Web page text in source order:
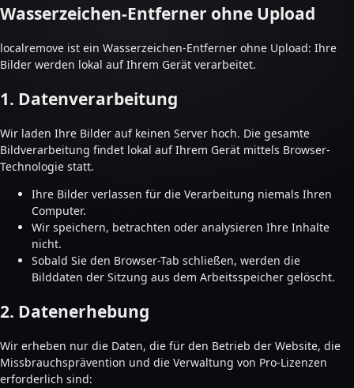
Wasserzeichen-Entferner ohne Upload
localremove ist ein Wasserzeichen-Entferner ohne Upload: Ihre
Bilder werden lokal auf Ihrem Gerät verarbeitet.
1. Datenverarbeitung
Wir laden Ihre Bilder auf keinen Server hoch. Die gesamte
Bildverarbeitung findet lokal auf Ihrem Gerät mittels Browser-
Technologie statt.
Ihre Bilder verlassen für die Verarbeitung niemals Ihren
Computer.
Wir speichern, betrachten oder analysieren Ihre Inhalte
nicht.
Sobald Sie den Browser-Tab schließen, werden die
Bilddaten der Sitzung aus dem Arbeitsspeicher gelöscht.
2. Datenerhebung
Wir erheben nur die Daten, die für den Betrieb der Website, die
Missbrauchsprävention und die Verwaltung von Pro-Lizenzen
erforderlich sind: